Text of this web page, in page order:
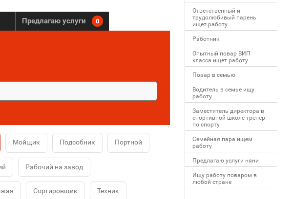
Предлагаю услуги 0
Мойщик Подсобник Портной
Рабочий на завод
Сортировщик Техник
Ответственный и
трудолюбивый парень
ищет работу
Работник
Опытный повар ВИП
класса ищет работу
Повар в семью
Водитель в семье ищу
работу
Заместитель директора в
спортивной школе тренер
по спорту
Семейная пара ищем
работу
Предлагаю услуги няни
Ищу работу поваром в
любой стране